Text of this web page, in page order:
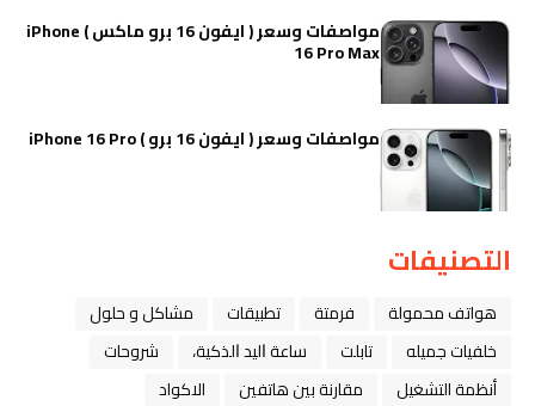
مواصفات وسعر ( ايفون 16 برو ماكس ) iPhone
16 Pro Max
مواصفات وسعر ( ايفون 16 برو ) iPhone 16 Pro
التصنيفات
هواتف محمولة فرمتة تطبيقات
مشاكل و حلول
خلفيات جميله
تابلت ﺳﺎﻋﺔ ﺍﻟﻴﺪ ﺍﻟﺬﻛﻴﺔ،
شروحات
أنظمة التشغيل
مقارنة بين هاتفين
الاكواد